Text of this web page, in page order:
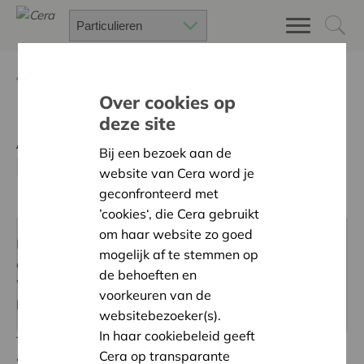
ART United op Pukkelpop,
kunst op de wei
Dit onderdeel wordt niet weergegeven omdat je deze
cookies niet hebt aanvaard.
Wil je de inhoud toch zien, dan kun je de instellingen
hiervoor aanpassen in de cookie settings
Tafeltennis in een kunstwerk?
Over cookies op
deze site
Bij een bezoek aan de
website van Cera word je
geconfronteerd met
’cookies‘, die Cera gebruikt
om haar website zo goed
mogelijk af te stemmen op
de behoeften en
voorkeuren van de
websitebezoeker(s).
In haar cookiebeleid geeft
Cera op transparante